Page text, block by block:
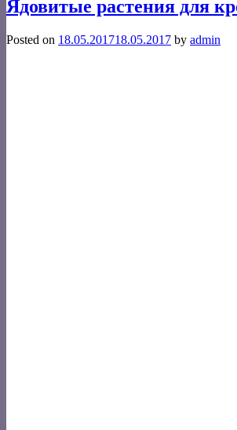
Ядовитые растения для
Posted on 18.05.201718.05.2017 by admin